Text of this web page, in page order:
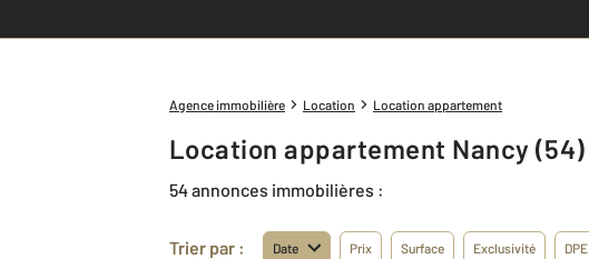
Agence immobilière Location Location appartement
Location appartement Nancy (54)
54 annonces immobilières :
Trier par : Date Prix Surface Exclusivité DPE